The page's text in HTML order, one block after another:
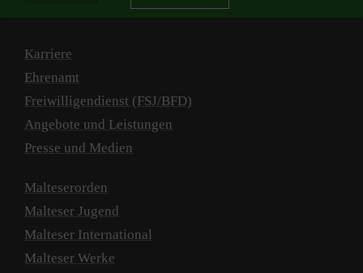
Karriere
Ehrenamt
Freiwilligendienst (FSJ/BFD)
Angebote und Leistungen
Presse und Medien
Malteserorden
Malteser Jugend
Malteser International
Malteser Werke